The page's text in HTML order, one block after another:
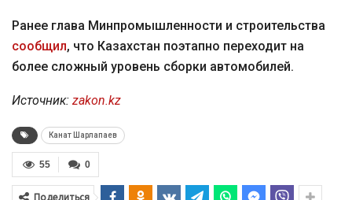
Ранее глава Минпромышленности и строительства
сообщил, что Казахстан поэтапно переходит на
более сложный уровень сборки автомобилей.
Источник: zakon.kz
Канат Шарлапаев
0
55
Поделиться